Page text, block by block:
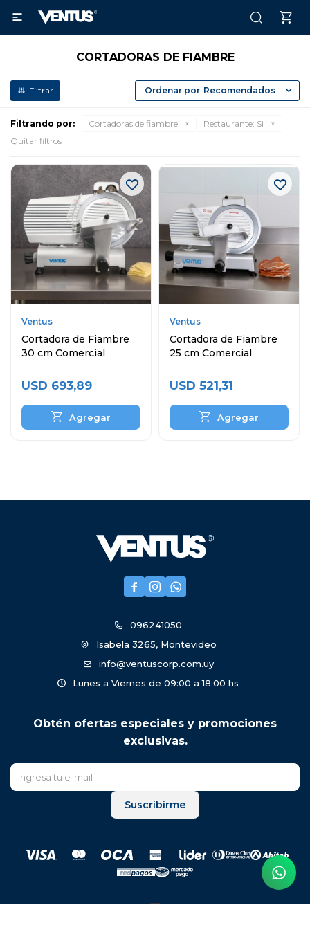

CORTADORAS DE FIAMBRE
Recomendados
Filtrando por: Cortadoras de fiambre Restaurante: Si
Quitar filtros
Ventus
Cortadora de Fiambre
30 cm Comercial
USD 693,89
Ventus
Cortadora de Fiambre
25 cm Comercial
USD 521,31
  
096241050
Isabela 3265, Montevideo
info@ventuscorp.com.uy
Lunes a Viernes de 09:00 a 18:00 hs
Obtén ofertas especiales y promociones
exclusivas.
Suscribirme